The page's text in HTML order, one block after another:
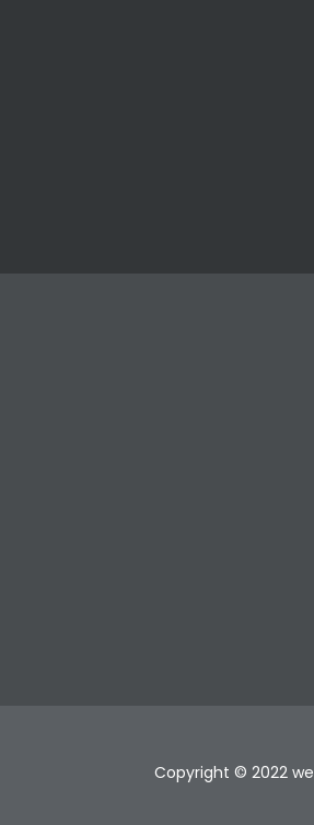
Copyright © 2022